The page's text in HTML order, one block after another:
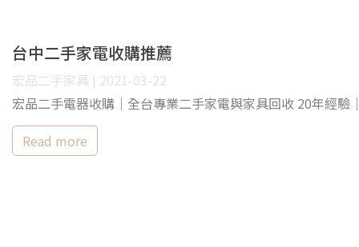
台中二手家電收購推薦
宏品二手家具 | 2021-03-22
宏品二手電器收購｜全台專業二手家電與家具回收 20年經
Read more